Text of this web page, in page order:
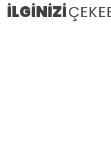
İLGİNİZİ